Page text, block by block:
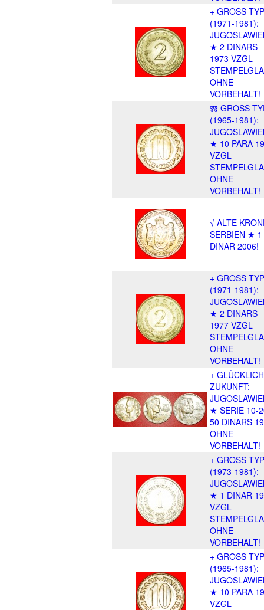
+ GROSS TYP
(1971-1981):
★ 2 DINARS
1973 VZGL
OHNE
VORBEHALT!
Ⰿ GROSS
(1965-1981):
★ 10 PARA
VZGL
OHNE
VORBEHALT!
√ ALTE
SERBIEN ★ 1
DINAR 2006!
+ GROSS TYP
(1971-1981):
★ 2 DINARS
1977 VZGL
OHNE
VORBEHALT!
+
ZUKUNFT:
★ SERIE 10-
50 DINARS
OHNE
VORBEHALT!
+ GROSS TYP
(1973-1981):
★ 1 DINAR
VZGL
OHNE
VORBEHALT!
+ GROSS TYP
(1965-1981):
★ 10 PARA
VZGL